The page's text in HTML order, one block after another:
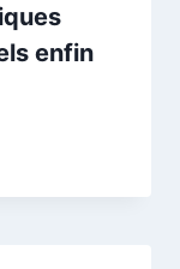
enfin